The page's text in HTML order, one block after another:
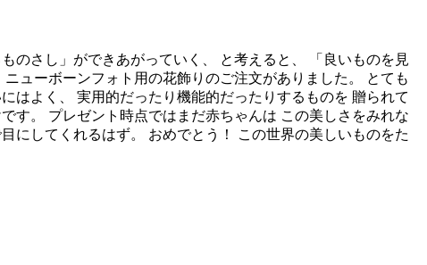
のさし」ができあがっていく、 と考えると、 「良いものを見
ューボーンフォト用の花飾りのご注文がありました。 とても
はよく、 実用的だったり機能的だったりするものを 贈られて
す。 プレゼント時点ではまだ赤ちゃんは この美しさをみれな
にしてくれるはず。 おめでとう！ この世界の美しいものをた